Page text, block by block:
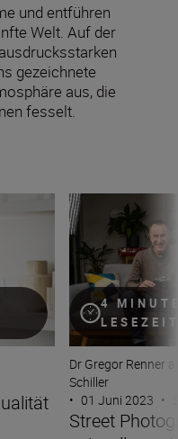
und entführen
Welt. Auf der
gezeichnete
aus, die
fesselt.
4
Street
Dr Gregor Renner
Schiller
• 01 Juni 2023 •
Street